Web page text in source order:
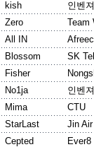
kish
인벤
Zero
Team
All IN
Blossom
SK
Fisher
No1ja
인벤
Mima
CTU
StarLast
Jin
Cepted
Ever8